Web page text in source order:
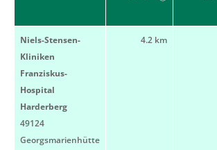
Niels-Stensen-
Kliniken
Franziskus-
Hospital
Harderberg
49124
Georgsmarienhütte
4.2 km